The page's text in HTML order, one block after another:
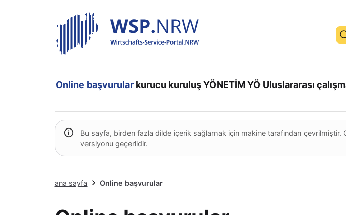
Online başvurular kurucu kuruluş YÖNETİM YÖ Uluslararası
Bu sayfa, birden fazla dilde içerik sağlamak için makine tarafından
versiyonu geçerlidir.
ana sayfa Online başvurular